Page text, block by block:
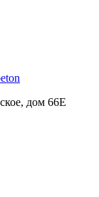
дом 66Е